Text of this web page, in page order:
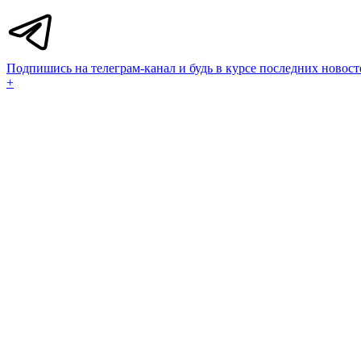
Подпишись на телеграм-канал и будь в курсе последних
+